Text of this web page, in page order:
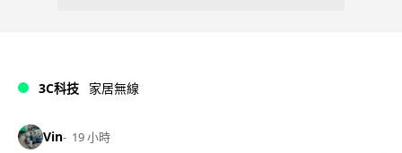
3C科技 家居無線
Vin 19 小時